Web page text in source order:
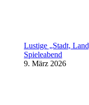
Lustige „Stadt,
Spieleabend
9. März 2026